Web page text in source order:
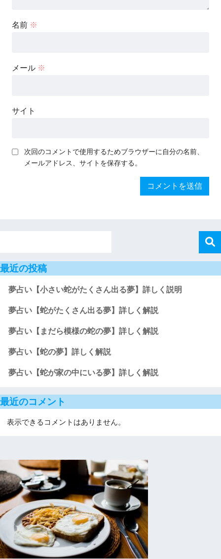
名前 ※
メール ※
サイト
次回のコメントで使用するためブラウザーに自分の名前、
メールアドレス、サイトを保存する。
最近の投稿
夢占い【小さい蛇がたくさん出る夢】詳しく説明
夢占い【蛇がたくさん出る夢】詳しく解説
夢占い【まだら模様の蛇の夢】詳しく解説
夢占い【蛇の夢】詳しく解説
夢占い【蛇が家の中にいる夢】詳しく解説
最近のコメント
表示できるコメントはありません。